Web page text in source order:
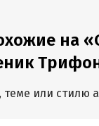
на
теме или стилю